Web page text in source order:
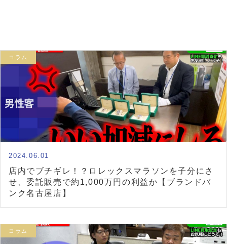
コラム
2024.06.01
店内でブチギレ！？ロレックスマラソンを子分にさ
せ、委託販売で約1,000万円の利益か【ブランドバ
ンク名古屋店】
コラム